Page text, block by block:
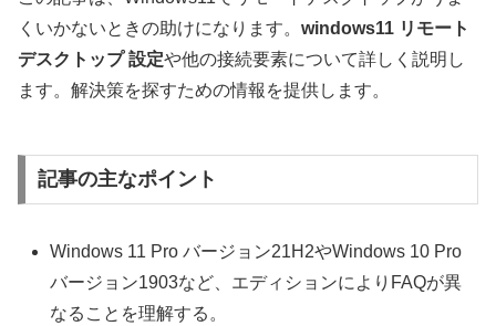
くいかないときの助けになります。 windows11 リモート
デスクトップ 設定や他の接続要素について詳しく説明し
ます。解決策を探すための情報を提供します。
記事の主なポイント
Windows 11 Pro バージョン21H2やWindows 10 Pro
バージョン1903など、エディションによりFAQが異
なることを理解する。